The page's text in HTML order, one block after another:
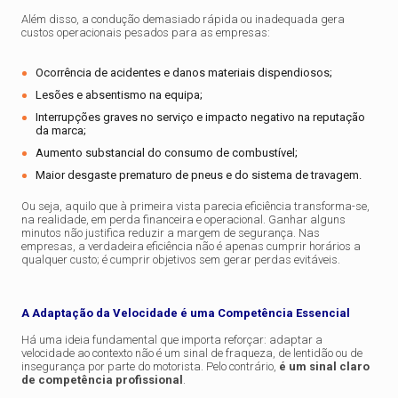
Além disso, a condução demasiado rápida ou inadequada gera
custos operacionais pesados para as empresas:
Ocorrência de acidentes e danos materiais dispendiosos;
Lesões e absentismo na equipa;
Interrupções graves no serviço e impacto negativo na reputação
da marca;
Aumento substancial do consumo de combustível;
Maior desgaste prematuro de pneus e do sistema de travagem.
Ou seja, aquilo que à primeira vista parecia eficiência transforma-se,
na realidade, em perda financeira e operacional. Ganhar alguns
minutos não justifica reduzir a margem de segurança. Nas
empresas, a verdadeira eficiência não é apenas cumprir horários a
qualquer custo; é cumprir objetivos sem gerar perdas evitáveis.
A Adaptação da Velocidade é uma Competência Essencial
Há uma ideia fundamental que importa reforçar: adaptar a
velocidade ao contexto não é um sinal de fraqueza, de lentidão ou de
insegurança por parte do motorista. Pelo contrário, é um sinal claro
de competência profissional